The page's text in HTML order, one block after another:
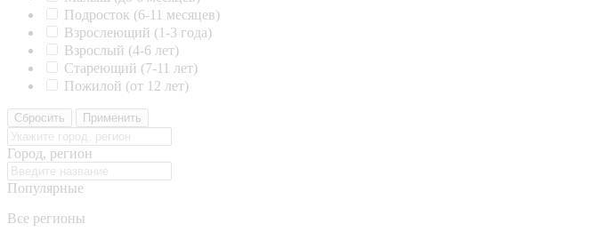
Подросток (6-11 месяцев)
Взрослеющий (1-3 года)
Взрослый (4-6 лет)
Стареющий (7-11 лет)
Пожилой (от 12 лет)
Сбросить Применить
Город, регион
Популярные
Все регионы